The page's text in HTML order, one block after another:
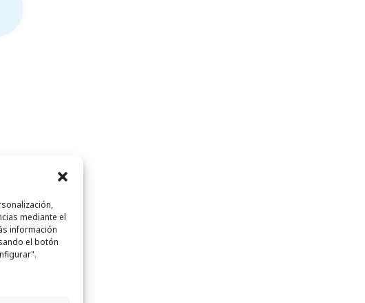
mediante el
información
el botón